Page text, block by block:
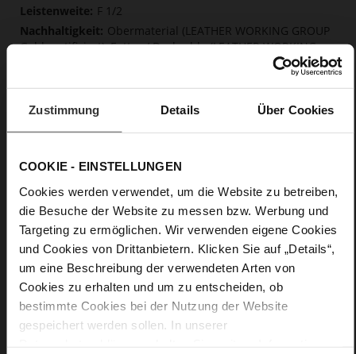
Zustimmung Details Über Cookies
COOKIE - EINSTELLUNGEN
Cookies werden verwendet, um die Website zu betreiben,
die Besuche der Website zu messen bzw. Werbung und
Targeting zu ermöglichen. Wir verwenden eigene Cookies
und Cookies von Drittanbietern. Klicken Sie auf „Details“,
um eine Beschreibung der verwendeten Arten von
Cookies zu erhalten und um zu entscheiden, ob
bestimmte Cookies bei der Nutzung der Website
gespeichert werden sollen. In unserer
F 1/2
Obermaterial (LEATHER WORKING GROUP
Gold zertifiziert), Futter / Decksohle (LEATHER WORKING
Riemchen und Schnalle
Nein
weiches Kalbleder, glatte Optik
Care